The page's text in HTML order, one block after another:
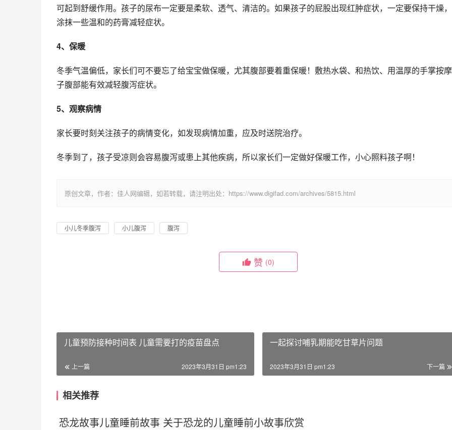
可起到舒缓作用。孩子的尿布一定要是柔软、透气、清洁的。如果孩子的屁股出现红肿症状，一定要保持干燥
涂抹一些温和的药膏减轻症状。
4、保暖
冬季气温偏低，家长们可不要忘了给宝宝做保暖，尤其腹部要着重保暖！敷热水袋、和热饮、用温厚的手掌按
子腹部能有效减轻腹泻症状。
5、观察病情
家长要时刻关注孩子的病情变化，如发现病情加重，应及时送院治疗。
冬季到了，孩子受凉则会容易腹泻或患上其他疾病，所以家长们一定做好保暖工作，小心照料孩子啊！
原创文章，作者：佳人网编辑，如若转载，请注明出处：https://www.digifad.com/archives/5815.html
小儿冬季腹泻 小儿腹泻 腹泻
赞 (0)
儿童预防接种时间表 儿童需要打的疫苗盘点
上一篇 2023年3月31日 pm1:23
一起探讨哺乳期能吃甘草片问题
下一篇
2023年3月31日 pm1:23
相关推荐
恐龙故事儿童睡前故事 关于恐龙的儿童睡前小故事欣赏